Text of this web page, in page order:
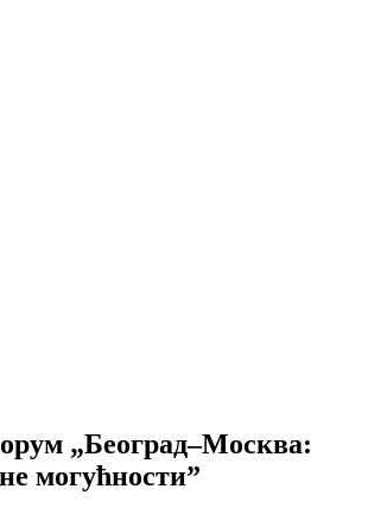
„Београд–Москва:
могућности”